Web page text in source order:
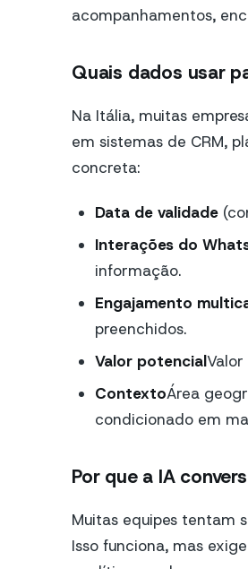
acompanhamentos,
Quais dados usar
Na Itália, muitas
em sistemas de CRM,
concreta:
Data de validade
Interações do
informação.
Engajamento
preenchidos.
Valor potencial
ContextoÁrea
condicionado em
Por que a IA
Muitas equipes tentam
Isso funciona, mas